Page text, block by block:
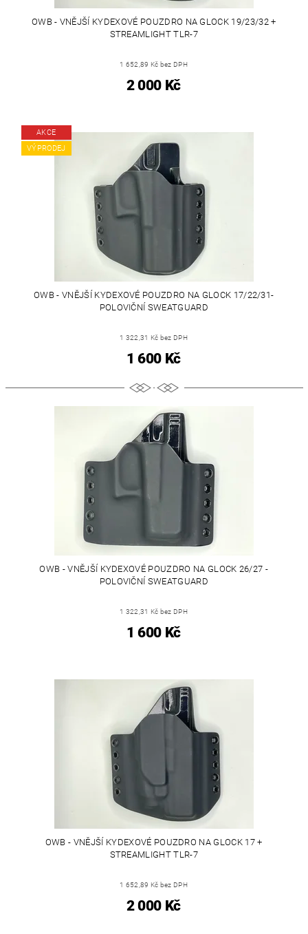
OWB - VNĚJŠÍ KYDEXOVÉ POUZDRO NA GLOCK 19/23/32 +
STREAMLIGHT TLR-7
1 652,89 Kč bez DPH
2 000 Kč
AKCE
VÝPRODEJ
OWB - VNĚJŠÍ KYDEXOVÉ POUZDRO NA GLOCK 17/22/31-
POLOVIČNÍ SWEATGUARD
1 322,31 Kč bez DPH
1 600 Kč
OWB - VNĚJŠÍ KYDEXOVÉ POUZDRO NA GLOCK 26/27 -
POLOVIČNÍ SWEATGUARD
1 322,31 Kč bez DPH
1 600 Kč
OWB - VNĚJŠÍ KYDEXOVÉ POUZDRO NA GLOCK 17 +
STREAMLIGHT TLR-7
1 652,89 Kč bez DPH
2 000 Kč